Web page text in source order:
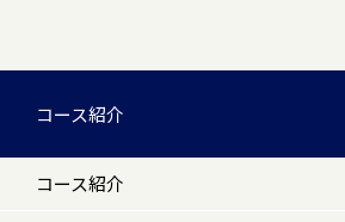
コース紹介
コース紹介